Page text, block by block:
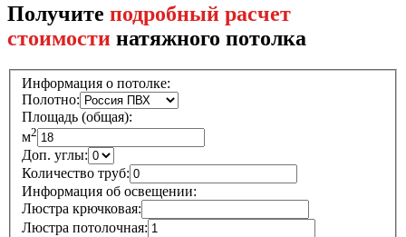
Получите подробный расчет
стоимости натяжного потолка
Информация о потолке:
Полотно:
Площадь (общая):
м2
Доп. углы:
Количество труб:
Информация об освещении:
Люстра крючковая:
Люстра потолочная: